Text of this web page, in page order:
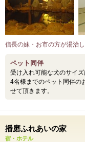
信長の妹・お市の方が湯治
ペット同伴
受け入れ可能な犬のサイ
4名様までのペット同伴の
せて頂きます。
播磨ふれあいの家
宿・ホテル